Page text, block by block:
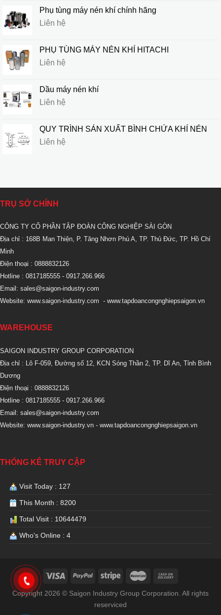
Phụ tùng máy nén khí chính hãng
Liên hệ
PHỤ TÙNG MÁY NÉN KHÍ HITACHI
Liên hệ
Dầu máy nén khí
Liên hệ
QUY TRÌNH SẢN XUẤT BÌNH CHỨA KHÍ NÉN
Liên hệ
TRỤ SỞ CHÍNH
CÔNG TY CỔ PHẦN TẬP ĐOÀN CÔNG NGHIỆP SÀI GÒN
Địa chỉ : 168B Man Thiện, P. Tăng Nhơn Phú A, TP. Thủ Đức, TP. Hồ Chí
Minh
Điện thoại : 0888832126
Hotline : 0817185555 - 0917.266.966
Email: sales@saigon-industry.com
Website: www.saigon-industry.com - www.tapdoancongnghiepsaigon.vn
WAREHOUSE
SAIGON INDUSTRY GROUP CORPORATION
Địa chỉ : Lô F-059, Đường số 12, KCN Sóng Thần 2, TP. Dĩ An, Tỉnh Bình
Dương
Điện thoại : 0888832126
Hotline : 0817185555 - 0917.266.966
Email: sales@saigon-industry.com
Website: www.saigon-industry.vn - www.tapdoancongnghiepsaigon.vn
THỐNG KÊ TRUY CẬP
Visit Today : 127
This Month : 8200
Total Visit : 10644479
Who's Online : 4
Copyright 2026 © Saigon Industry Group Corporation. All rights
reserviced